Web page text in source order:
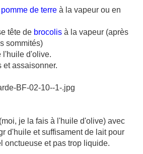
pomme de terre à la vapeur ou en
tête de brocolis à la vapeur (après
sommités)
l'huile d'olive.
et assaisonner.
je la fais à l'huile d'olive) avec
d'huile et suffisament de lait pour
onctueuse et pas trop liquide.